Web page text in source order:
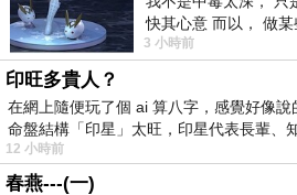
「好玩啊！」鴨鴨肯定，卻又接
玩，還可以玩卡片戰鬥耶！」
快其心意 而以， 做
愉快。
3 小時前
印旺多貴人？
在網上隨便玩了個 ai 算八字，感覺好像
命盤結構「印星」太旺，印星代表長輩
12 小時前
春燕---(一)